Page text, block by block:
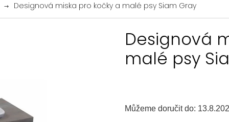
Designová miska pro kočky a malé psy Siam Gray
Designová
malé psy
Můžeme doručit do: